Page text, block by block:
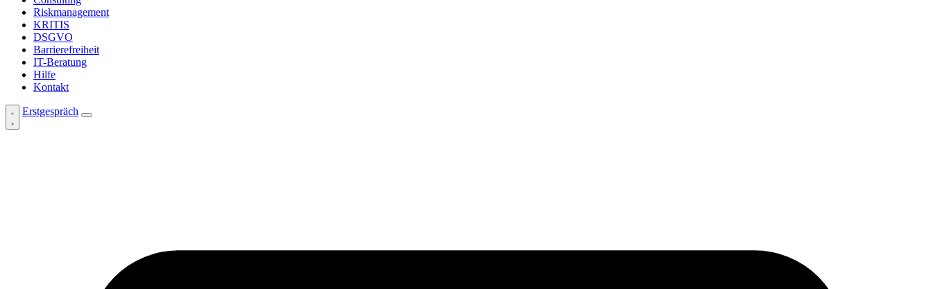
Riskmanagement
KRITIS
DSGVO
Barrierefreiheit
IT-Beratung
Hilfe
Kontakt
Erstgespräch